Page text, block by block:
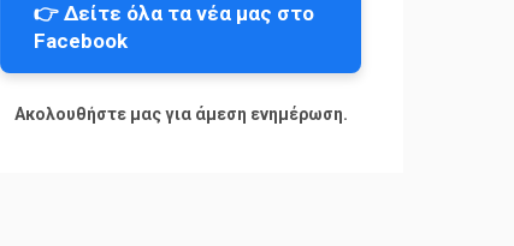
👉 Δείτε όλα τα νέα μας στο
Facebook
Ακολουθήστε μας για άμεση ενημέρωση.